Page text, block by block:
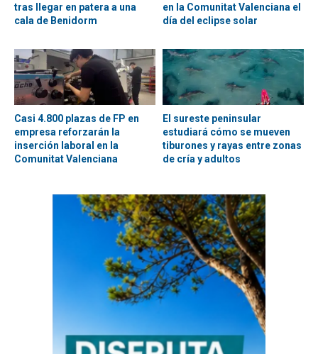
tras llegar en patera a una
cala de Benidorm
en la Comunitat Valenciana el
día del eclipse solar
Casi 4.800 plazas de FP en
empresa reforzarán la
inserción laboral en la
Comunitat Valenciana
El sureste peninsular
estudiará cómo se mueven
tiburones y rayas entre zonas
de cría y adultos